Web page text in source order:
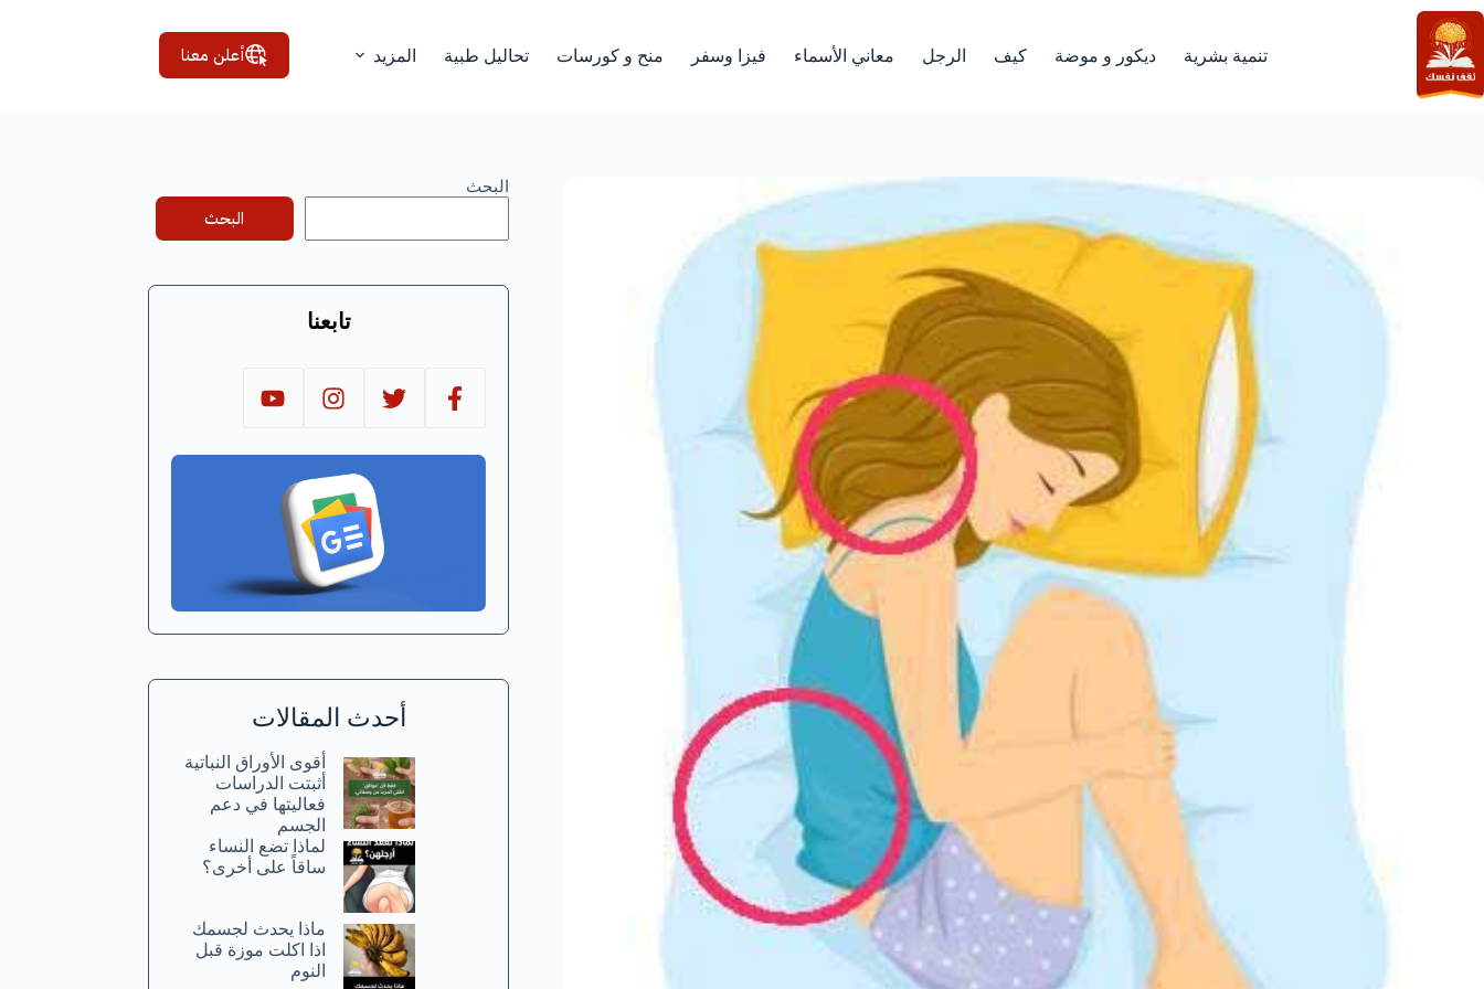
التجاوز
إلى
المحتوى
تنمية بشرية ديكور و موضة كيف الرجل معاني الأسماء فيزا وسفر منح و كورسات تحاليل طبية المزيد أعلن معنا
البحث
البحث
تابعنا
أحدث المقالات
أقوى الأوراق النباتية
أثبتت الدراسات
فعاليتها في دعم
الجسم
لماذا تضع النساء
ساقاً على أخرى؟
ماذا يحدث لجسمك
اذا اكلت موزة قبل
النوم